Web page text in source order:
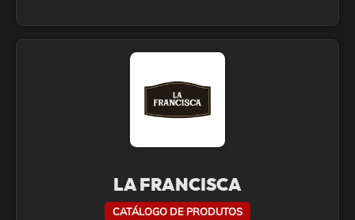
LA FRANCISCA
CATÁLOGO DE PRODUTOS